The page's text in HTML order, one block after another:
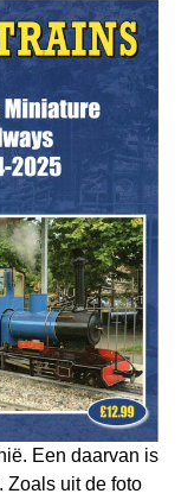
Een daarvan is
Zoals uit de foto